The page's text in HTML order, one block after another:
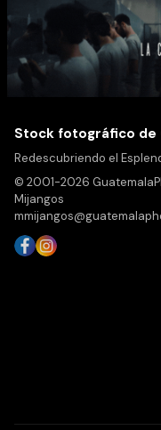
Stock fotográfico de
Redescubriendo el
© 2001-2026
Mijangos